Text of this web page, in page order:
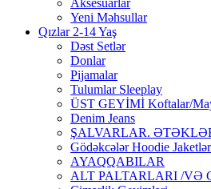
Aksesuarlar
Yeni Məhsullar
Qızlar 2-14 Yaş
Dəst Setlər
Donlar
Pijamalar
Tulumlar Sleeplay
ÜST GEYİMİ Koftalar/
Denim Jeans
ŞALVARLAR.
Gödəkcələr Hoodie Jaketlər
AYAQQABILAR
ALT PALTARLARI /VƏ